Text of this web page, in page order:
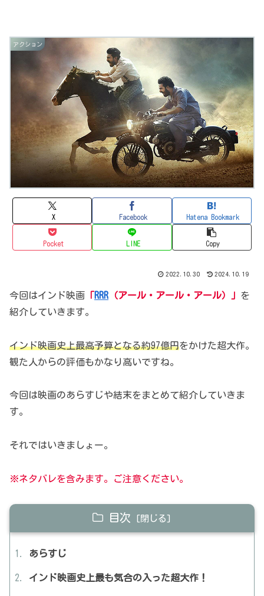
アクション
X Facebook Hatena Bookmark
Pocket LINE Copy
2022.10.30 2024.10.19
今回はインド映画 「RRR （アール・アール・アール）」 を
紹介していきます。
インド映画史上最高予算となる約97億円をかけた超大作。
観た人からの評価もかなり高いですね。
今回は映画のあらすじや結末をまとめて紹介していきま
す。
それではいきましょー。
※ネタバレを含みます。ご注意ください。
目次
あらすじ
インド映画史上最も気合の入った超大作！